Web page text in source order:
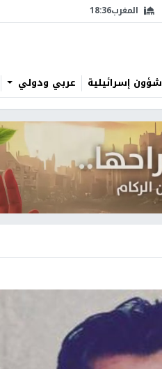
المغرب18:36
شؤون إسرائيلية عربي ودولي